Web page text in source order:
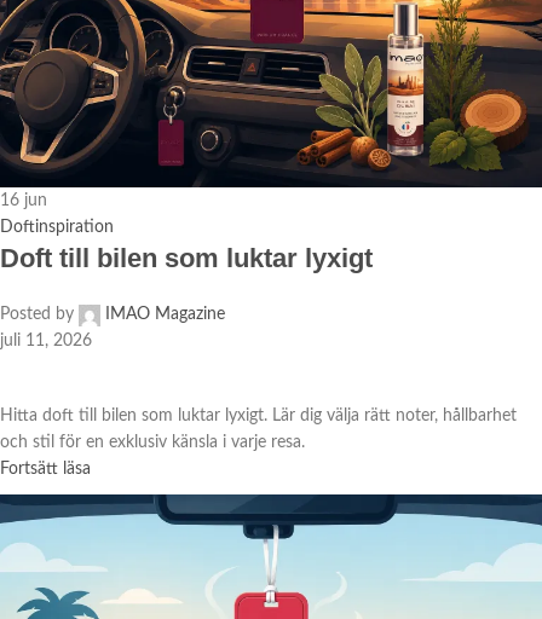
16 jun
Doftinspiration
Doft till bilen som luktar lyxigt
Posted by
IMAO Magazine
juli 11, 2026
Hitta doft till bilen som luktar lyxigt. Lär dig välja rätt noter, hållbarhet
och stil för en exklusiv känsla i varje resa.
Fortsätt läsa